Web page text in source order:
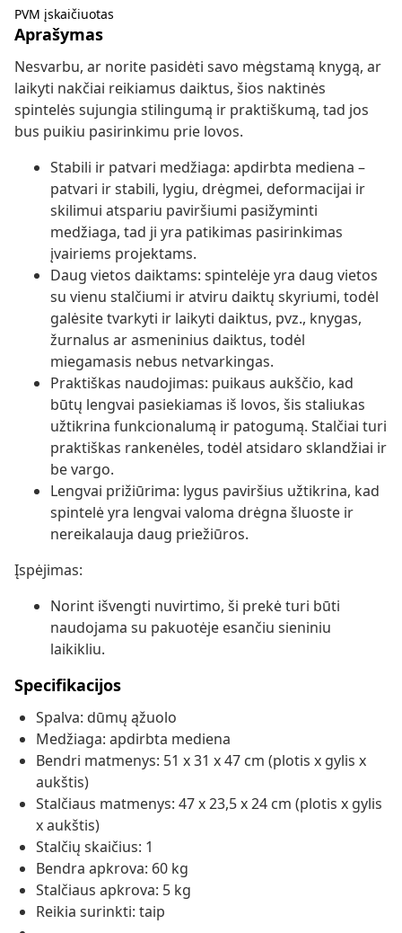
PVM įskaičiuotas
Aprašymas
Nesvarbu, ar norite pasidėti savo mėgstamą knygą, ar
laikyti nakčiai reikiamus daiktus, šios naktinės
spintelės sujungia stilingumą ir praktiškumą, tad jos
bus puikiu pasirinkimu prie lovos.
Stabili ir patvari medžiaga: apdirbta mediena –
patvari ir stabili, lygiu, drėgmei, deformacijai ir
skilimui atspariu paviršiumi pasižyminti
medžiaga, tad ji yra patikimas pasirinkimas
įvairiems projektams.
Daug vietos daiktams: spintelėje yra daug vietos
su vienu stalčiumi ir atviru daiktų skyriumi, todėl
galėsite tvarkyti ir laikyti daiktus, pvz., knygas,
žurnalus ar asmeninius daiktus, todėl
miegamasis nebus netvarkingas.
Praktiškas naudojimas: puikaus aukščio, kad
būtų lengvai pasiekiamas iš lovos, šis staliukas
užtikrina funkcionalumą ir patogumą. Stalčiai turi
praktiškas rankenėles, todėl atsidaro sklandžiai ir
be vargo.
Lengvai prižiūrima: lygus paviršius užtikrina, kad
spintelė yra lengvai valoma drėgna šluoste ir
nereikalauja daug priežiūros.
Įspėjimas:
Norint išvengti nuvirtimo, ši prekė turi būti
naudojama su pakuotėje esančiu sieniniu
laikikliu.
Specifikacijos
Spalva: dūmų ąžuolo
Medžiaga: apdirbta mediena
Bendri matmenys: 51 x 31 x 47 cm (plotis x gylis x
aukštis)
Stalčiaus matmenys: 47 x 23,5 x 24 cm (plotis x gylis
x aukštis)
Stalčių skaičius: 1
Bendra apkrova: 60 kg
Stalčiaus apkrova: 5 kg
Reikia surinkti: taip